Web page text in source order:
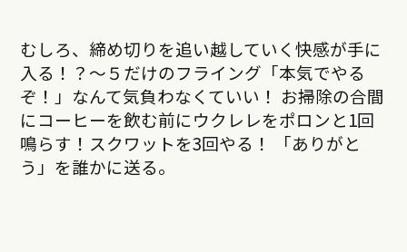
むしろ、締め切りを追い越していく快感が手に
入る！？〜５だけのフライング「本気でやる
ぞ！」なんて気負わなくていい！ お掃除の合間
にコーヒーを飲む前にウクレレをポロンと1回
鳴らす！スクワットを3回やる！ 「ありがと
う」を誰かに送る。